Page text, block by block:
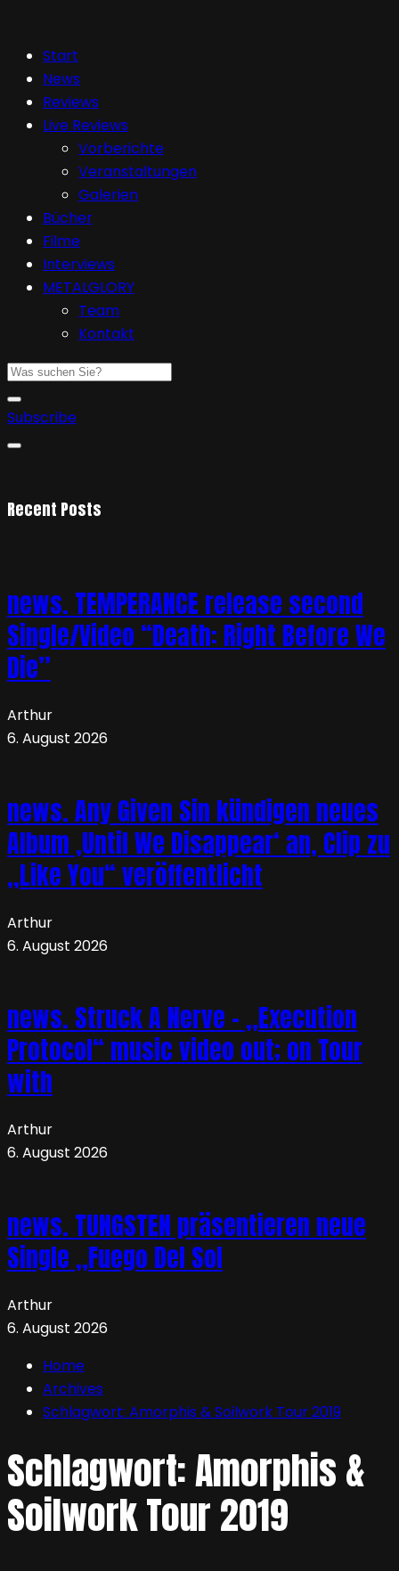
Start
News
Reviews
Live Reviews
Vorberichte
Veranstaltungen
Galerien
Bücher
Filme
Interviews
METALGLORY
Team
Kontakt
Subscribe
Recent Posts
news. TEMPERANCE release second
Single/Video “Death: Right Before We
Die”
Arthur
6. August 2026
news. Any Given Sin kündigen neues
Album ‚Until We Disappear‘ an, Clip zu
„Like You“ veröffentlicht
Arthur
6. August 2026
news. Struck A Nerve – „Execution
Protocol“ music video out; on Tour
with
Arthur
6. August 2026
news. TUNGSTEN präsentieren neue
Single „Fuego Del Sol
Arthur
6. August 2026
Home
Archives
Schlagwort: Amorphis & Soilwork Tour 2019
Schlagwort:Amorphis &
Soilwork Tour 2019